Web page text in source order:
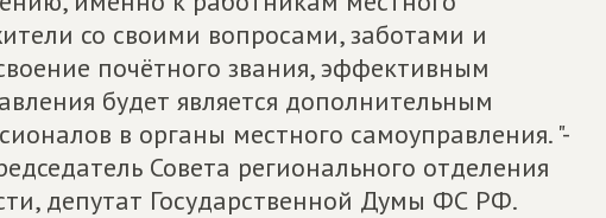
со своими вопросами, заботами и
почётного звания, эффективным
будет является дополнительным
в органы местного самоуправления. "-
Совета регионального отделения
депутат Государственной Думы ФС РФ.